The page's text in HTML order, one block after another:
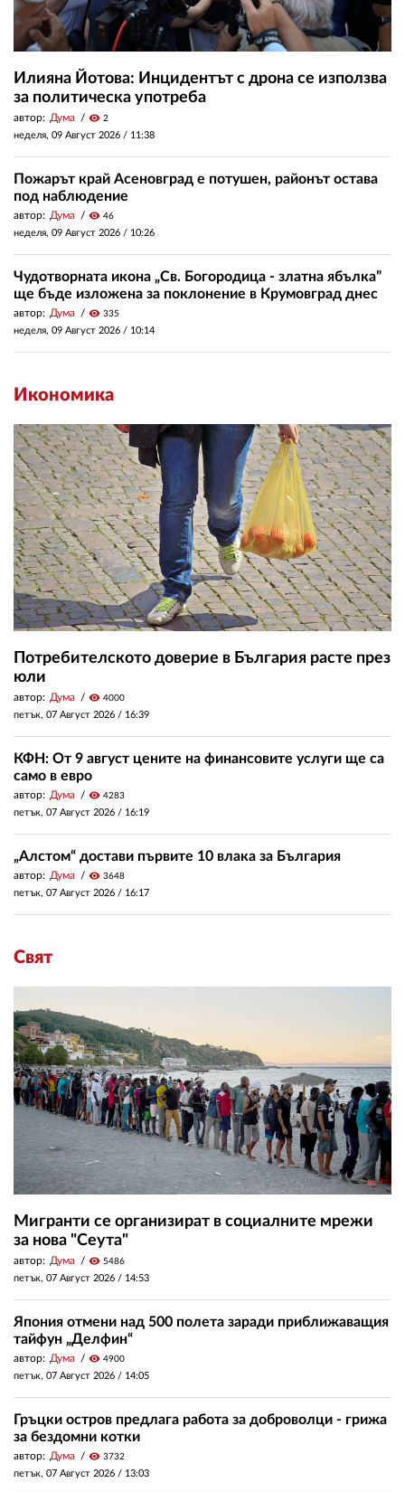
Илияна Йотова: Инцидентът с дрона се използва
за политическа употреба
автор: Дума visibility 2
неделя, 09 Август 2026 / 11:38
Пожарът край Асеновград е потушен, районът остава
под наблюдение
автор: Дума visibility 46
неделя, 09 Август 2026 / 10:26
Чудотворната икона „Св. Богородица - златна ябълка”
ще бъде изложена за поклонение в Крумовград днес
автор: Дума visibility 335
неделя, 09 Август 2026 / 10:14
Икономика
Потребителското доверие в България расте през
юли
автор: Дума visibility 4000
петък, 07 Август 2026 / 16:39
КФН: От 9 август цените на финансовите услуги ще са
само в евро
автор: Дума visibility 4283
петък, 07 Август 2026 / 16:19
„Алстом“ достави първите 10 влака за България
автор: Дума visibility 3648
петък, 07 Август 2026 / 16:17
Свят
Мигранти се организират в социалните мрежи
за нова "Сеута"
автор: Дума visibility 5486
петък, 07 Август 2026 / 14:53
Япония отмени над 500 полета заради приближаващия
тайфун „Делфин“
автор: Дума visibility 4900
петък, 07 Август 2026 / 14:05
Гръцки остров предлага работа за доброволци - грижа
за бездомни котки
автор: Дума visibility 3732
петък, 07 Август 2026 / 13:03